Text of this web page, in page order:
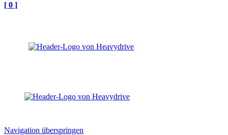
[ 0 ]
Navigation überspringen